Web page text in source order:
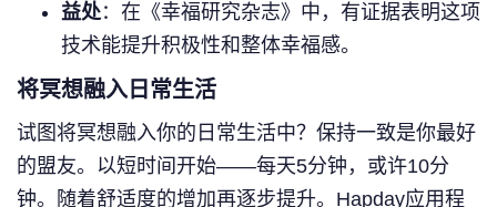
益处：在《幸福研究杂志》中，有证据表明这项
技术能提升积极性和整体幸福感。
将冥想融入日常生活
试图将冥想融入你的日常生活中？保持一致是你最好
的盟友。以短时间开始——每天5分钟，或许10分
钟。随着舒适度的增加再逐步提升。Hapday应用程